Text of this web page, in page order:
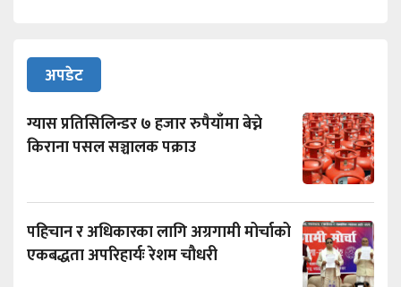
अपडेट
ग्यास प्रतिसिलिन्डर ७ हजार रुपैयाँमा बेच्ने
किराना पसल सञ्चालक पक्राउ
पहिचान र अधिकारका लागि अग्रगामी मोर्चाको
एकबद्धता अपरिहार्यः रेशम चौधरी